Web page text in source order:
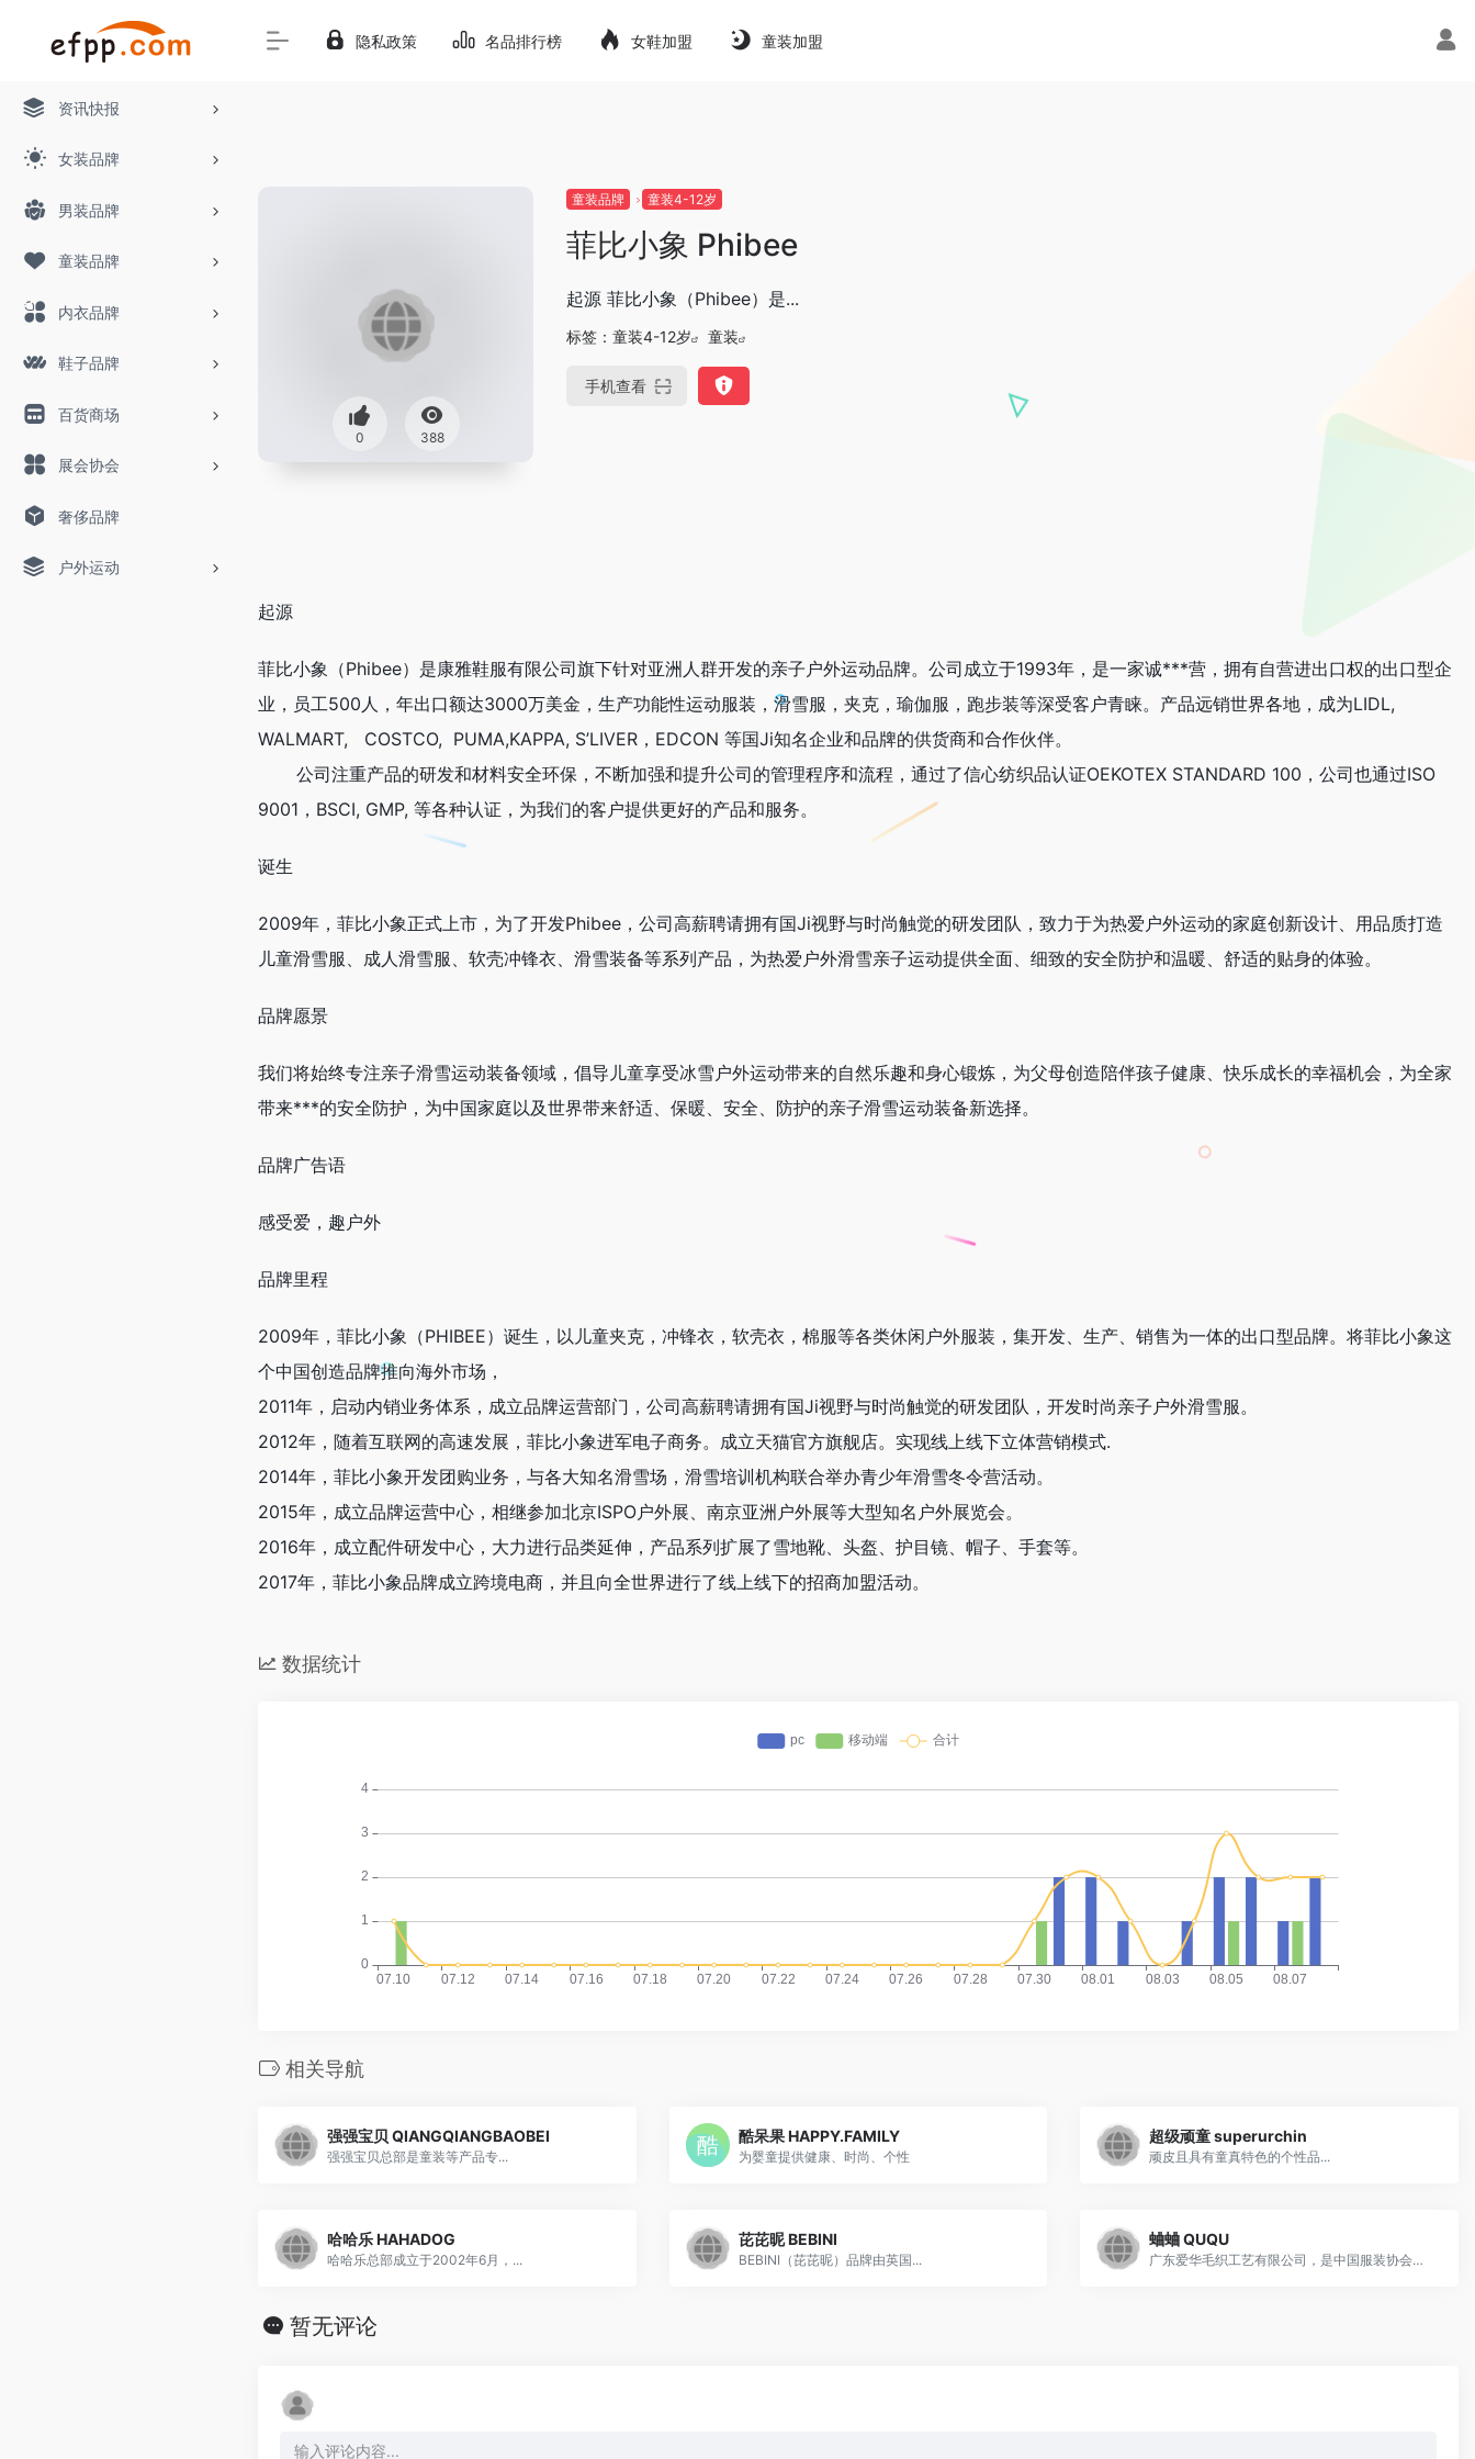
资讯快报
女装品牌
男装品牌
童装品牌
内衣品牌
鞋子品牌
百货商场
展会协会
奢侈品牌
户外运动
隐私政策 名品排行榜 女鞋加盟 童装加盟
0 388
童装品牌 童装4-12岁
菲比小象 Phibee
起源 菲比小象（Phibee）是...
标签： 童装4-12岁 童装
手机查看
起源
菲比小象（Phibee）是康雅鞋服有限公司旗下针对亚洲人群开发的亲子户外运动品牌。公司成立于1993年，是一家诚***营，拥有自营进出口权的出口型企
业，员工500人，年出口额达3000万美金，生产功能性运动服装，滑雪服，夹克，瑜伽服，跑步装等深受客户青睐。产品远销世界各地，成为LIDL,
WALMART, COSTCO, PUMA,KAPPA, S’LIVER，EDCON 等国Ji知名企业和品牌的供货商和合作伙伴。
公司注重产品的研发和材料安全环保，不断加强和提升公司的管理程序和流程，通过了信心纺织品认证OEKOTEX STANDARD 100，公司也通过ISO
9001，BSCI, GMP, 等各种认证，为我们的客户提供更好的产品和服务。
诞生
2009年，菲比小象正式上市，为了开发Phibee，公司高薪聘请拥有国Ji视野与时尚触觉的研发团队，致力于为热爱户外运动的家庭创新设计、用品质打造
儿童滑雪服、成人滑雪服、软壳冲锋衣、滑雪装备等系列产品，为热爱户外滑雪亲子运动提供全面、细致的安全防护和温暖、舒适的贴身的体验。
品牌愿景
我们将始终专注亲子滑雪运动装备领域，倡导儿童享受冰雪户外运动带来的自然乐趣和身心锻炼，为父母创造陪伴孩子健康、快乐成长的幸福机会，为全家
带来***的安全防护，为中国家庭以及世界带来舒适、保暖、安全、防护的亲子滑雪运动装备新选择。
品牌广告语
感受爱，趣户外
品牌里程
2009年，菲比小象（PHIBEE）诞生，以儿童夹克，冲锋衣，软壳衣，棉服等各类休闲户外服装，集开发、生产、销售为一体的出口型品牌。将菲比小象这
个中国创造品牌推向海外市场，
2011年，启动内销业务体系，成立品牌运营部门，公司高薪聘请拥有国Ji视野与时尚触觉的研发团队，开发时尚亲子户外滑雪服。
2012年，随着互联网的高速发展，菲比小象进军电子商务。成立天猫官方旗舰店。实现线上线下立体营销模式.
2014年，菲比小象开发团购业务，与各大知名滑雪场，滑雪培训机构联合举办青少年滑雪冬令营活动。
2015年，成立品牌运营中心，相继参加北京ISPO户外展、南京亚洲户外展等大型知名户外展览会。
2016年，成立配件研发中心，大力进行品类延伸，产品系列扩展了雪地靴、头盔、护目镜、帽子、手套等。
2017年，菲比小象品牌成立跨境电商，并且向全世界进行了线上线下的招商加盟活动。
数据统计
相关导航
强强宝贝 QIANGQIANGBAOBEI
强强宝贝总部是童装等产品专...
酷呆果 HAPPY.FAMILY
为婴童提供健康、时尚、个性
超级顽童 superurchin
顽皮且具有童真特色的个性品...
哈哈乐 HAHADOG
哈哈乐总部成立于2002年6月，...
芘芘昵 BEBINI
BEBINI（芘芘昵）品牌由英国...
蛐蛐 QUQU
广东爱华毛织工艺有限公司，是中国服装协会常务理事单位、中华全国工商联合会纺织服装商会常务理事单位、广东省服装服饰协会副会长单位，汕头市纺织服装行业商会会长单位，汕头市工商联副主席单位。
暂无评论